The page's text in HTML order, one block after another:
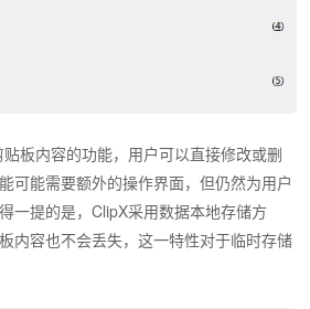
板内容的功能，用户可以直接修改或删
可能需要额外的操作界面，但仍然为用户
一提的是，ClipX采用数据本地存储方
内容也不会丢失，这一特性对于临时存储